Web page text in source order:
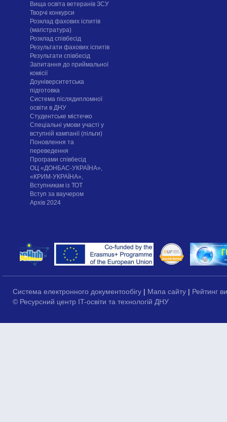
Вища освіта ветеранів ЗСУ
Творчі конкурси
Розклад фахових іспитів
(магістратура)
Розклад співбесід
Результати фахових іспитів
Результати співбесід
Запитання до приймальної
комісії
Доуніверситетська
підготовка
Система післядипломної
освіти в ДНУ
Cтудентське містечко
Спеціальні умови участі у
вступній кампанії (пільги)
Поновлення та
переведення
Програми співбесід
ОЦ «ДОНБАС-УКРАЇНА»,
«КРИМ-УКРАЇНА»,
Вступникам із ТОТ
Вступ за ваучером
Архів 2024
Система електронного документообігу | Мапа сайту | Рейтинг
© Ресурсний центр IT-освіти та технологій ДНУ